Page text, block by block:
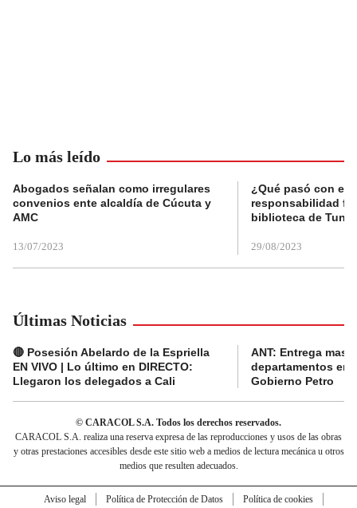
Lo más leído
Abogados señalan como irregulares
convenios ente alcaldía de Cúcuta y
AMC
13/07/2023
¿Qué pasó con el
responsabilidad
biblioteca de
29/08/2023
Últimas Noticias
🔴 Posesión Abelardo de la Espriella
EN VIVO | Lo último en DIRECTO:
Llegaron los delegados a Cali
ANT: Entrega
departamentos en
Gobierno Petro
© CARACOL S.A. Todos los derechos reservados.
CARACOL S.A. realiza una reserva expresa de las reproducciones y usos de las obras
y otras prestaciones accesibles desde este sitio web a medios de lectura mecánica u otros
medios que resulten adecuados.
Aviso legal Política de Protección de Datos
Política de cookies